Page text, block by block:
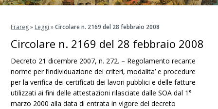
Frareg» Leggi »Circolare n. 2169 del 28 febbraio 2008
Circolare n. 2169 del 28 febbraio 2008
Decreto 21 dicembre 2007, n. 272. – Regolamento recante
norme per l’individuazione dei criteri, modalita’ e procedure
per la verifica dei certificati dei lavori pubblici e delle fatture
utilizzati ai fini delle attestazioni rilasciate dalle SOA dal 1°
marzo 2000 alla data di entrata in vigore del decreto